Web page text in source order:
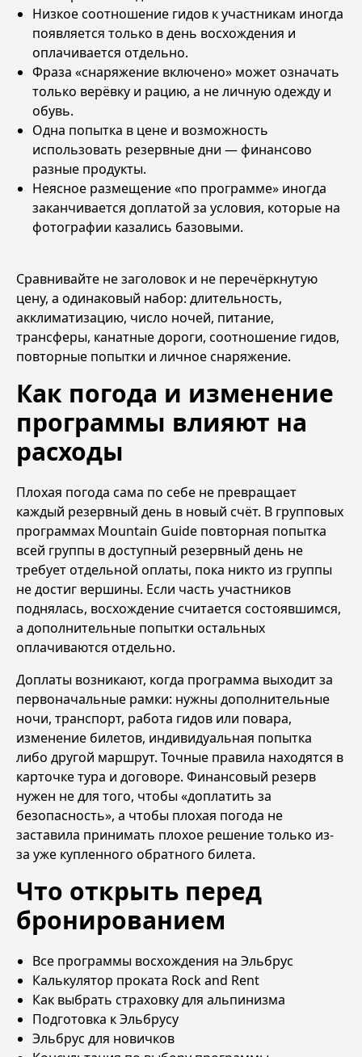
Низкое соотношение гидов к участникам иногда
появляется только в день восхождения и
оплачивается отдельно.
Фраза «снаряжение включено» может означать
только верёвку и рацию, а не личную одежду и
обувь.
Одна попытка в цене и возможность
использовать резервные дни — финансово
разные продукты.
Неясное размещение «по программе» иногда
заканчивается доплатой за условия, которые на
фотографии казались базовыми.
Сравнивайте не заголовок и не перечёркнутую
цену, а одинаковый набор: длительность,
акклиматизацию, число ночей, питание,
трансферы, канатные дороги, соотношение гидов,
повторные попытки и личное снаряжение.
Как погода и изменение
программы влияют на
расходы
Плохая погода сама по себе не превращает
каждый резервный день в новый счёт. В групповых
программах Mountain Guide повторная попытка
всей группы в доступный резервный день не
требует отдельной оплаты, пока никто из группы
не достиг вершины. Если часть участников
поднялась, восхождение считается состоявшимся,
а дополнительные попытки остальных
оплачиваются отдельно.
Доплаты возникают, когда программа выходит за
первоначальные рамки: нужны дополнительные
ночи, транспорт, работа гидов или повара,
изменение билетов, индивидуальная попытка
либо другой маршрут. Точные правила находятся в
карточке тура и договоре. Финансовый резерв
нужен не для того, чтобы «доплатить за
безопасность», а чтобы плохая погода не
заставила принимать плохое решение только из-
за уже купленного обратного билета.
Что открыть перед
бронированием
Все программы восхождения на Эльбрус
Калькулятор проката Rock and Rent
Как выбрать страховку для альпинизма
Подготовка к Эльбрусу
Эльбрус для новичков